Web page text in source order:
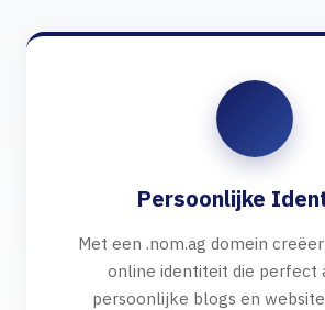
Persoonlijke
Met een .nom.ag domein
online identiteit die perfect
persoonlijke blogs en